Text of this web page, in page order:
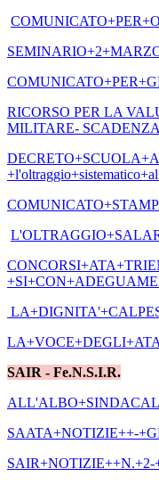
RICORSO PER LA
MILITARE-
SAIR - Fe.N.S.I.R.
SAATA+NOTIZIE++-
SAIR+NOTIZIE++N.+2-